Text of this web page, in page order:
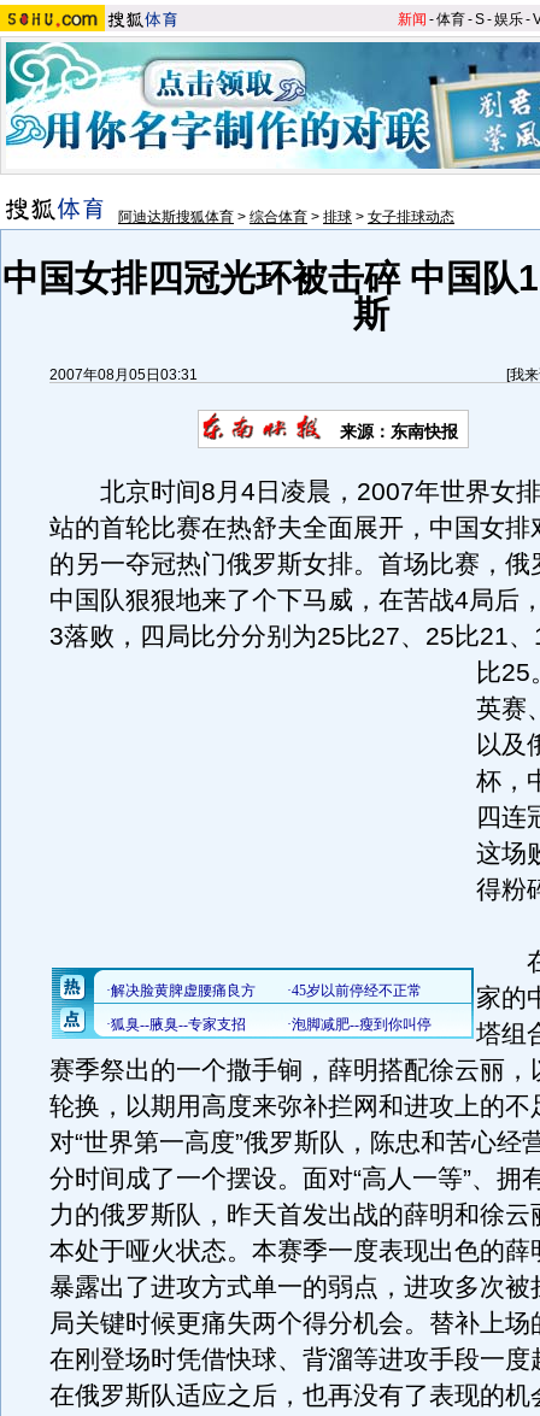
新闻 -体育-S-娱乐-
阿迪达斯搜狐体育 > 综合体育 > 排球 > 女子排球动态
中国女排四冠光环被击碎 中国队
斯
2007年08月05日03:31 [我
来源：东南快报
北京时间8月4日凌晨，2007年世界女
站的首轮比赛在热舒夫全面展开，中国女排
的另一夺冠热门俄罗斯女排。首场比赛，俄
中国队狠狠地来了个下马威，在苦战4局后
3落败，四局比分分别为25比27、25比21
比25
英赛
以及
杯，
四连
这场
得粉
在
家的
塔组
赛季祭出的一个撒手锏，薛明搭配徐云丽，
轮换，以期用高度来弥补拦网和进攻上的不
对“世界第一高度”俄罗斯队，陈忠和苦心经
分时间成了一个摆设。面对“高人一等”、拥
力的俄罗斯队，昨天首发出战的薛明和徐云
本处于哑火状态。本赛季一度表现出色的薛
暴露出了进攻方式单一的弱点，进攻多次被
局关键时候更痛失两个得分机会。替补上场
在刚登场时凭借快球、背溜等进攻手段一度
在俄罗斯队适应之后，也再没有了表现的机